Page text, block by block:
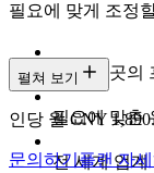
필요에 맞게 조정
도심 곳곳의
필요에 맞춘
전 세계 업계
펼쳐 보기
인당 월 CNY
문의하기플랜 자